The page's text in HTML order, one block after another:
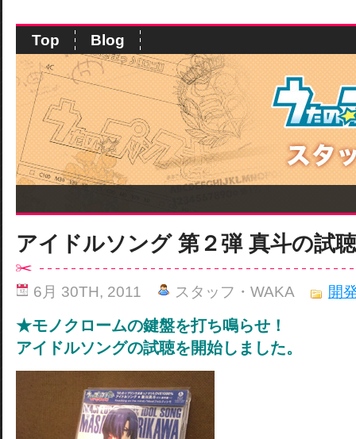
Top Blog
アイドルソング 第２弾 真斗の試
6月 30TH, 2011 スタッフ・WAKA 開
★モノクロームの鍵盤を打ち鳴らせ！
アイドルソングの試聴を開始しました。